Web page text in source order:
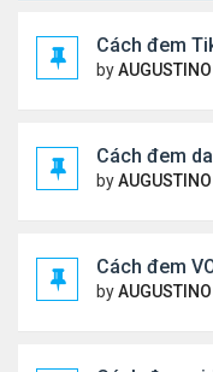
Cách đem
byAUGUSTINO
Cách đem
byAUGUSTINO
Cách đem
byAUGUSTINO